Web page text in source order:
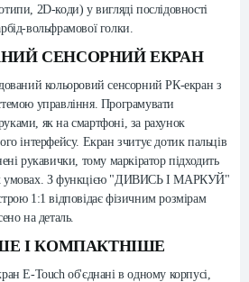
2D-коди) у вигляді послідовності
вольфрамової голки.
СЕНСОРНИЙ ЕКРАН
кольоровий сенсорний РК-екран з
управління. Програмувати
як на смартфоні, за рахунок
інтерфейсу. Екран зчитує дотик пальців
рукавички, тому маркіратор підходить
умовах. З функцією "ДИВИСЬ І МАРКУЙ"
1:1 відповідає фізичним розмірам
на деталь.
І КОМПАКТНІШЕ
E-Touch об'єднані в одному корпусі,